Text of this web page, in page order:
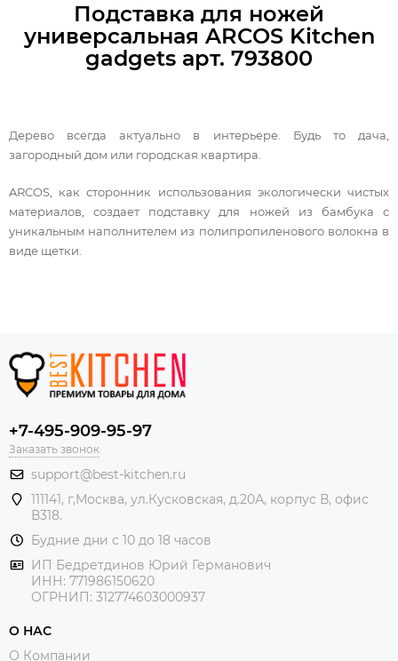
Подставка для ножей
универсальная ARCOS Kitchen
gadgets арт. 793800
Дерево всегда актуально в интерьере. Будь то дача,
загородный дом или городская квартира.
ARCOS, как сторонник использования экологически чистых
материалов, создает подставку для ножей из бамбука с
уникальным наполнителем из полипропиленового волокна в
виде щетки.
+7-495-909-95-97
Заказать звонок
support@best-kitchen.ru
111141, г,Москва, ул.Кусковская, д.20А, корпус В, офис
В318.
Будние дни с 10 до 18 часов
ИП Бедретдинов Юрий Германович
ИНН: 771986150620
ОГРНИП: 312774603000937
О НАС
О Компании